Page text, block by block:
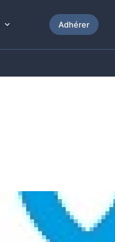
Nous écrire
01 49 19
Adhérer